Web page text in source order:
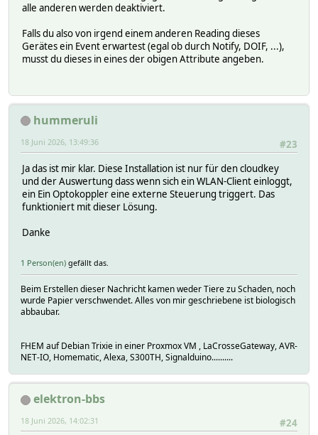
alle anderen werden deaktiviert.
Falls du also von irgend einem anderen Reading dieses
Gerätes ein Event erwartest (egal ob durch Notify, DOIF, ...),
musst du dieses in eines der obigen Attribute angeben.
hummeruli
#23
18 Juni 2026, 13:49:36
Ja das ist mir klar. Diese Installation ist nur für den cloudkey
und der Auswertung dass wenn sich ein WLAN-Client einloggt,
ein Ein Optokoppler eine externe Steuerung triggert. Das
funktioniert mit dieser Lösung.
Danke
1 Person(en) gefällt das.
Beim Erstellen dieser Nachricht kamen weder Tiere zu Schaden, noch
wurde Papier verschwendet. Alles von mir geschriebene ist biologisch
abbaubar.
FHEM auf Debian Trixie in einer Proxmox VM , LaCrosseGateway, AVR-
NET-IO, Homematic, Alexa, S300TH, Signalduino..........
elektron-bbs
#24
18 Juni 2026, 14:02:31